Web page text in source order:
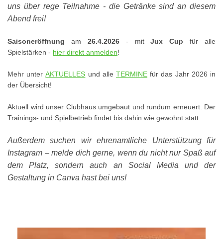
uns über rege Teilnahme - die Getränke sind an diesem
Abend frei!
Saisoneröffnung am 26.4.2026- mitJux Cup für alle
Spielstärken - hier direkt anmelden!
Mehr unterAKTUELLES und alleTERMINE für das Jahr 2026 in
der Übersicht!
Aktuell wird unser Clubhaus umgebaut und rundum erneuert. Der
Trainings- und Spielbetrieb findet bis dahin wie gewohnt statt.
Außerdem suchen wir ehrenamtliche Unterstützung für
Instagram – melde dich gerne, wenn du nicht nur Spaß auf
dem Platz, sondern auch an Social Media und der
Gestaltung in Canva hast bei uns!